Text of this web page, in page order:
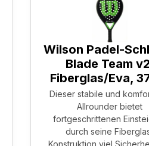
Wilson Padel-
Blade Team
Fiberglas/Eva,
Dieser stabile und
Allrounder bietet
fortgeschrittenen
durch seine
Konstruktion viel